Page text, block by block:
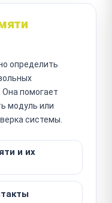
определить
Она помогает
модуль или
системы.
и их